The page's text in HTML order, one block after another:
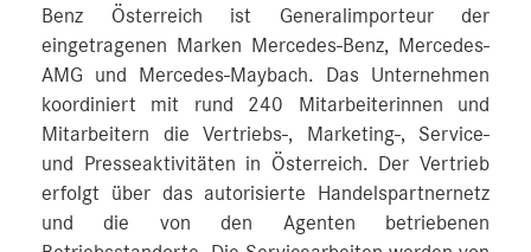
Benz Österreich ist Generalimporteur der
eingetragenen Marken Mercedes-Benz, Mercedes-
AMG und Mercedes-Maybach. Das Unternehmen
koordiniert mit rund 240 Mitarbeiterinnen und
Mitarbeitern die Vertriebs-, Marketing-, Service-
und Presseaktivitäten in Österreich. Der Vertrieb
erfolgt über das autorisierte Handelspartnernetz
und die von den Agenten betriebenen